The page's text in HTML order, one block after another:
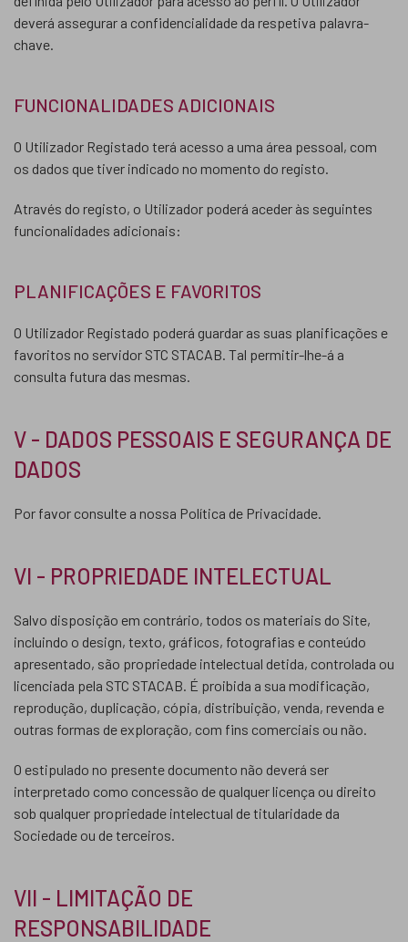
deverá assegurar a confidencialidade da respetiva palavra-
chave.
FUNCIONALIDADES ADICIONAIS
O Utilizador Registado terá acesso a uma área pessoal, com
os dados que tiver indicado no momento do registo.
Através do registo, o Utilizador poderá aceder às seguintes
funcionalidades adicionais:
PLANIFICAÇÕES E FAVORITOS
O Utilizador Registado poderá guardar as suas planificações e
favoritos no servidor STC STACAB. Tal permitir-lhe-á a
consulta futura das mesmas.
V - DADOS PESSOAIS E SEGURANÇA DE
DADOS
Por favor consulte a nossa Política de Privacidade.
VI - PROPRIEDADE INTELECTUAL
Salvo disposição em contrário, todos os materiais do Site,
incluindo o design, texto, gráficos, fotografias e conteúdo
apresentado, são propriedade intelectual detida, controlada ou
licenciada pela STC STACAB. É proibida a sua modificação,
reprodução, duplicação, cópia, distribuição, venda, revenda e
outras formas de exploração, com fins comerciais ou não.
O estipulado no presente documento não deverá ser
interpretado como concessão de qualquer licença ou direito
sob qualquer propriedade intelectual de titularidade da
Sociedade ou de terceiros.
VII - LIMITAÇÃO DE
RESPONSABILIDADE